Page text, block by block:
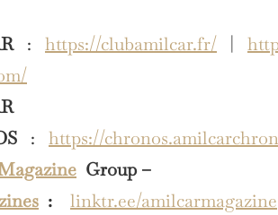
: https://clubamilcar.fr/
: https://
Group –
: linktr.ee/amilcarmagazine